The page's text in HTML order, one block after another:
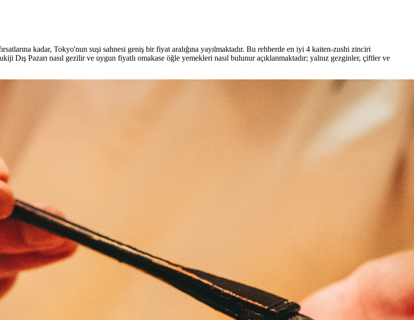
kadar, Tokyo'nun suşi sahnesi geniş bir fiyat aralığına yayılmaktadır. Bu rehberde en iyi 4 kaiten-zushi zinciri
Dış Pazarı nasıl gezilir ve uygun fiyatlı omakase öğle yemekleri nasıl bulunur açıklanmaktadır; yalnız gezginler, çiftler ve